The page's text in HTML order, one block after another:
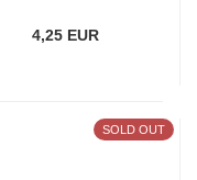
4,25 EUR
SOLD OUT